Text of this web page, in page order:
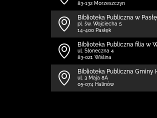
83-132 Morzeszczyn
Biblioteka Publiczna w
pl. św. Wojciecha 5
14-400 Pasłęk
Biblioteka Publiczna filia w
ul. Słoneczna 4
83-021 Wiślina
Biblioteka Publiczna Gminy
ul. 3 Maja 8A
05-074 Halinów